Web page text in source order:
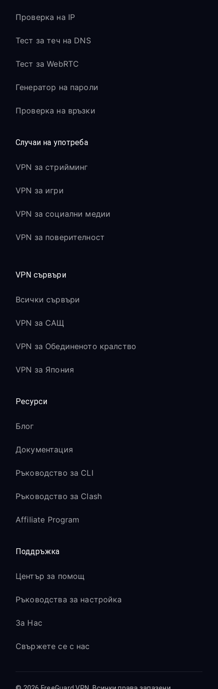
Проверка на IP
Тест за теч на DNS
Тест за WebRTC
Генератор на пароли
Проверка на връзки
Случаи на употреба
VPN за стрийминг
VPN за игри
VPN за социални медии
VPN за поверителност
VPN сървъри
Всички сървъри
VPN за САЩ
VPN за Обединеното кралство
VPN за Япония
Ресурси
Блог
Документация
Ръководство за CLI
Ръководство за Clash
Affiliate Program
Поддръжка
Център за помощ
Ръководства за настройка
За Нас
Свържете се с нас